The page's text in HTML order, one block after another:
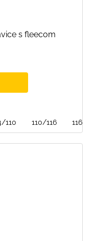
s fleecom
110 110/116 116/